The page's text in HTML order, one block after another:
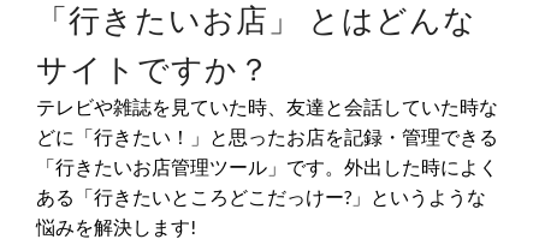
「行きたいお店」 とはどんな
サイトですか？
テレビや雑誌を見ていた時、友達と会話していた時な
どに「行きたい！」と思ったお店を記録・管理できる
「行きたいお店管理ツール」です。外出した時によく
ある「行きたいところどこだっけー?」というような
悩みを解決します!